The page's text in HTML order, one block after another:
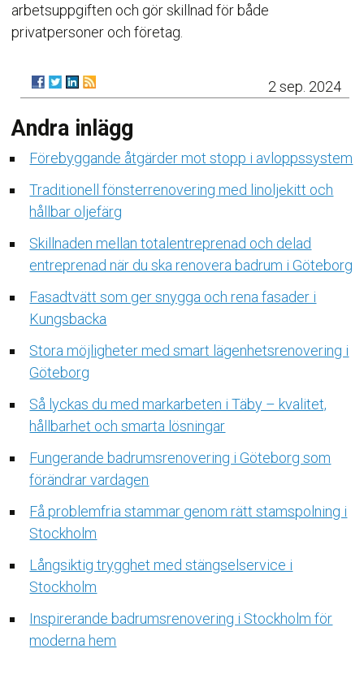
arbetsuppgiften och gör skillnad för både
privatpersoner och företag.
2 sep. 2024
Andra inlägg
Förebyggande åtgärder mot stopp i avloppssystem
Traditionell fönsterrenovering med linoljekitt och
hållbar oljefärg
Skillnaden mellan totalentreprenad och delad
entreprenad när du ska renovera badrum i Göteborg
Fasadtvätt som ger snygga och rena fasader i
Kungsbacka
Stora möjligheter med smart lägenhetsrenovering i
Göteborg
Så lyckas du med markarbeten i Täby – kvalitet,
hållbarhet och smarta lösningar
Fungerande badrumsrenovering i Göteborg som
förändrar vardagen
Få problemfria stammar genom rätt stamspolning i
Stockholm
Långsiktig trygghet med stängselservice i
Stockholm
Inspirerande badrumsrenovering i Stockholm för
moderna hem